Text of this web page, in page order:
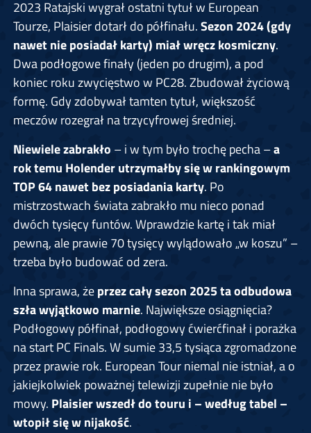
2023 Ratajski wygrał ostatni tytuł w European
Tourze, Plaisier dotarł do półfinału.Sezon 2024 (gdy
nawet nie posiadał karty) miał wręcz kosmiczny.
Dwa podłogowe finały (jeden po drugim), a pod
koniec roku zwycięstwo w PC28. Zbudował życiową
formę. Gdy zdobywał tamten tytuł, większość
meczów rozegrał na trzycyfrowej średniej.
Niewiele zabrakło – i w tym było trochę pecha –a
rok temu Holender utrzymałby się w rankingowym
TOP 64 nawet bez posiadania karty. Po
mistrzostwach świata zabrakło mu nieco ponad
dwóch tysięcy funtów. Wprawdzie kartę i tak miał
pewną, ale prawie 70 tysięcy wylądowało „w koszu” –
trzeba było budować od zera.
Inna sprawa, żeprzez cały sezon 2025 ta odbudowa
szła wyjątkowo marnie. Największe osiągnięcia?
Podłogowy półfinał, podłogowy ćwierćfinał i porażka
na start PC Finals. W sumie 33,5 tysiąca zgromadzone
przez prawie rok. European Tour niemal nie istniał, a o
jakiejkolwiek poważnej telewizji zupełnie nie było
mowy. Plaisier wszedł do touru i – według tabel –
wtopił się w nijakość.